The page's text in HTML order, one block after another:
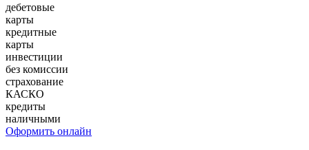
дебетовые
карты
кредитные
карты
инвестиции
без комиссии
страхование
КАСКО
кредиты
наличными
Оформить онлайн